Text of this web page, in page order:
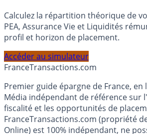
Simulateur d'Allocation
Calculez la répartition théorique de
PEA, Assurance Vie et Liquidités
profil et horizon de placement.
Accéder au simulateur
FranceTransactions.com
Premier guide épargne de France, en
Média indépendant de référence sur
fiscalité et les opportunités de